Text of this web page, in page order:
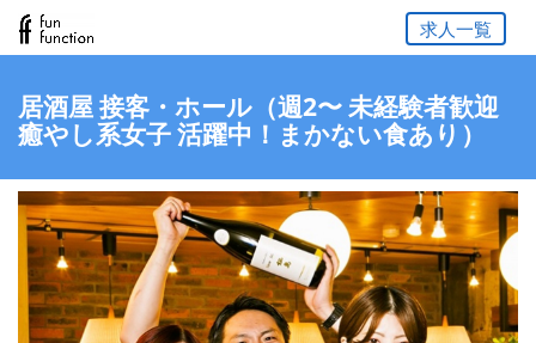
求人一覧
居酒屋 接客・ホール（週2〜 未経験者歓迎
癒やし系女子 活躍中！まかない食あり）